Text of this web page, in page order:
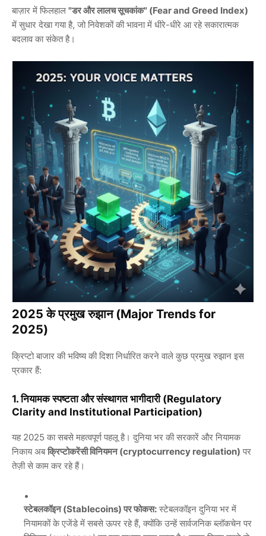
बाज़ार में फिलहाल "डर और लालच सूचकांक" (Fear and Greed Index)
में सुधार देखा गया है, जो निवेशकों की भावना में धीरे-धीरे आ रहे सकारात्मक
बदलाव का संकेत है।
2025 के प्रमुख रुझान (Major Trends for
2025)
क्रिप्टो बाजार की भविष्य की दिशा निर्धारित करने वाले कुछ प्रमुख रुझान इस
प्रकार हैं:
1. नियामक स्पष्टता और संस्थागत भागीदारी (Regulatory
Clarity and Institutional Participation)
यह 2025 का सबसे महत्वपूर्ण पहलू है। दुनिया भर की सरकारें और नियामक
निकाय अबक्रिप्टोकरेंसी विनियमन (cryptocurrency regulation) पर
तेज़ी से काम कर रहे हैं।
स्टेबलकॉइन (Stablecoins) पर फोकस: स्टेबलकॉइन दुनिया भर में
नियामकों के एजेंडे में सबसे ऊपर रहे हैं, क्योंकि उन्हें सार्वजनिक ब्लॉकचेन पर